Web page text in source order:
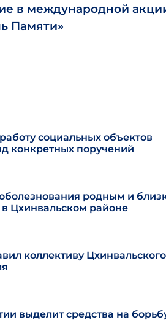
в международной
Памяти»
социальных объектов
конкретных поручений
родным и
Цхинвальском районе
коллективу Цхинвальского
выделит средства на